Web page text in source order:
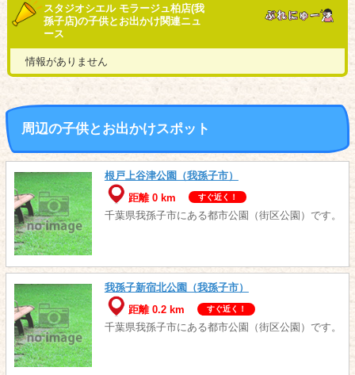
スタジオシエル モラージュ柏店(我
孫子店)の子供とお出かけ関連ニュ
ース
情報がありません
周辺の子供とお出かけスポット
根戸上谷津公園（我孫子市）
距離 0 km
すぐ近く！
千葉県我孫子市にある都市公園（街区公園）です。
我孫子新宿北公園（我孫子市）
距離 0.2 km
すぐ近く！
千葉県我孫子市にある都市公園（街区公園）です。